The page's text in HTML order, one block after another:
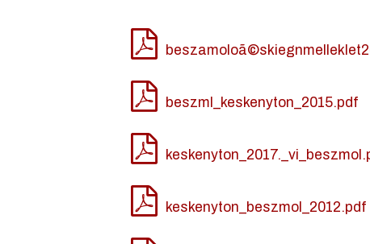
beszml_keskenyton_2015.pdf
keskenyton_beszmol_2012.pdf